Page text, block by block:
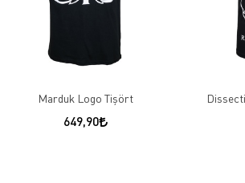
Marduk Logo Tişört
649,90